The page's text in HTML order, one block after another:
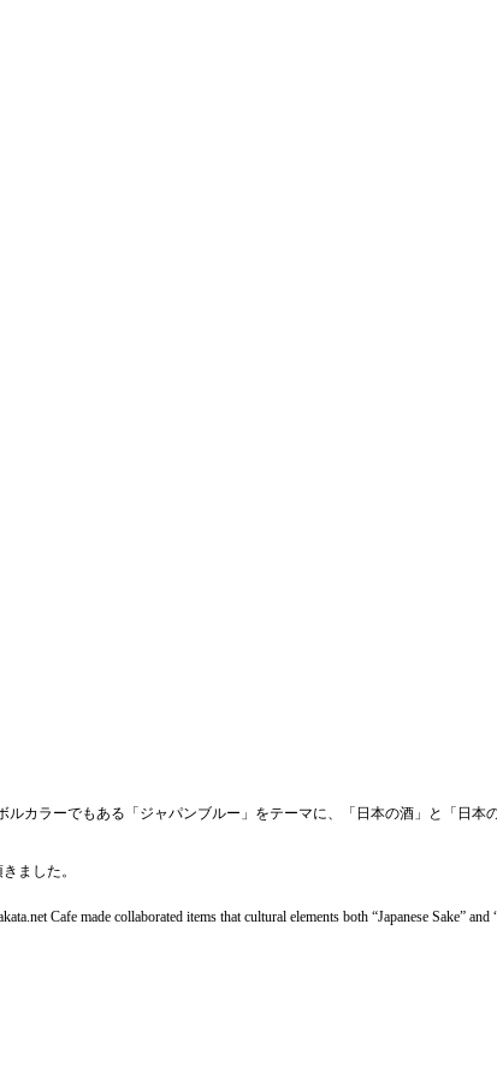
カラーでもある「ジャパンブルー」をテーマに、「日本の酒」と「日
ました。
Cafe made collaborated items that cultural elements both “Japanese Sake”